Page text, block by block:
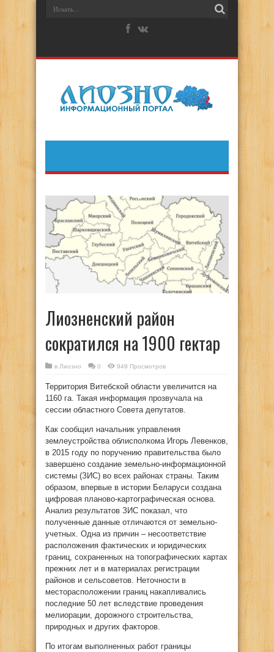
Лиозненский район
сократился на 1900 гектар
в Лиозно 0 949 Просмотров
Территория Витебской области увеличится на
1160 га. Такая информация прозвучала на
сессии областного Совета депутатов.
Как сообщил начальник управления
землеустройства облисполкома Игорь Левенков,
в 2015 году по поручению правительства было
завершено создание земельно-информационной
системы (ЗИС) во всех районах страны. Таким
образом, впервые в истории Беларуси создана
цифровая планово-картографическая основа.
Анализ результатов ЗИС показал, что
полученные данные отличаются от земельно-
учетных. Одна из причин – несоответствие
расположения фактических и юридических
границ, сохраненных на топографических картах
прежних лет и в материалах регистрации
районов и сельсоветов. Неточности в
месторасположении границ накапливались
последние 50 лет вследствие проведения
мелиорации, дорожного строительства,
природных и других факторов.
По итогам выполненных работ границы